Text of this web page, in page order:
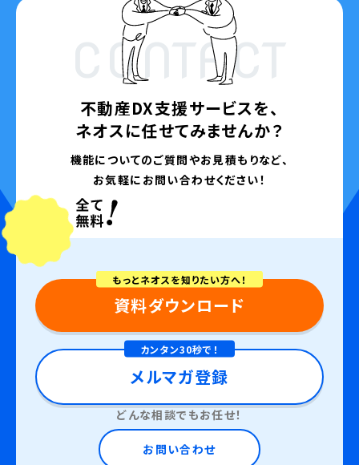
CONTACT
不動産DX支援サービスを、
ネオスに任せてみませんか？
機能についてのご質問やお見積もりなど、
お気軽にお問い合わせください！
もっとネオスを知りたい方へ！
資料ダウンロード
カンタン30秒で！
メルマガ登録
どんな相談でもお任せ！
お問い合わせ